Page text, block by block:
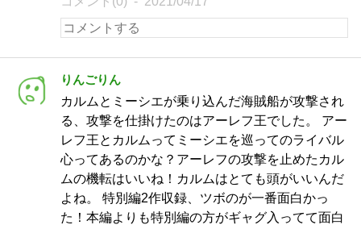
りんごりん
カルムとミーシエが乗り込んだ海賊船が攻撃され
る、攻撃を仕掛けたのはアーレフ王でした。 アー
レフ王とカルムってミーシエを巡ってのライバル
心ってあるのかな？アーレフの攻撃を止めたカル
ムの機転はいいね！カルムはとても頭がいいんだ
よね。 特別編2作収録、ツボのが一番面白かっ
た！本編よりも特別編の方がギャグ入ってて面白